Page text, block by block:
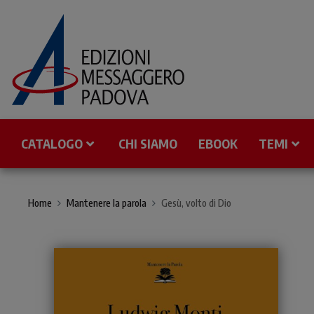
CATALOGO CHI SIAMO EBOOK TEMI
Home Mantenere la parola Gesù, volto di Dio